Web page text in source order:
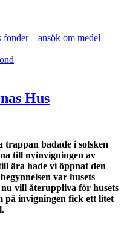
– ansök om medel
Hus
trappan badade i solsken
till nyinvigningen av
ära hade vi öppnat den
var husets
vill återuppliva för husets
på invigningen fick ett litet